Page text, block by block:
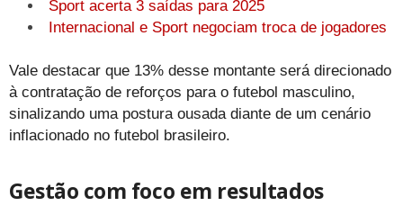
Sport acerta 3 saídas para 2025
Internacional e Sport negociam troca de jogadores
Vale destacar que 13% desse montante será direcionado
à contratação de reforços para o futebol masculino,
sinalizando uma postura ousada diante de um cenário
inflacionado no futebol brasileiro.
Gestão com foco em resultados